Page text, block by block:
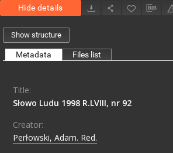
Hide details
Show structure
Metadata Files list
Title:
Słowo Ludu 1998 R.LVIII, nr 92
Creator:
Perłowski, Adam. Red.